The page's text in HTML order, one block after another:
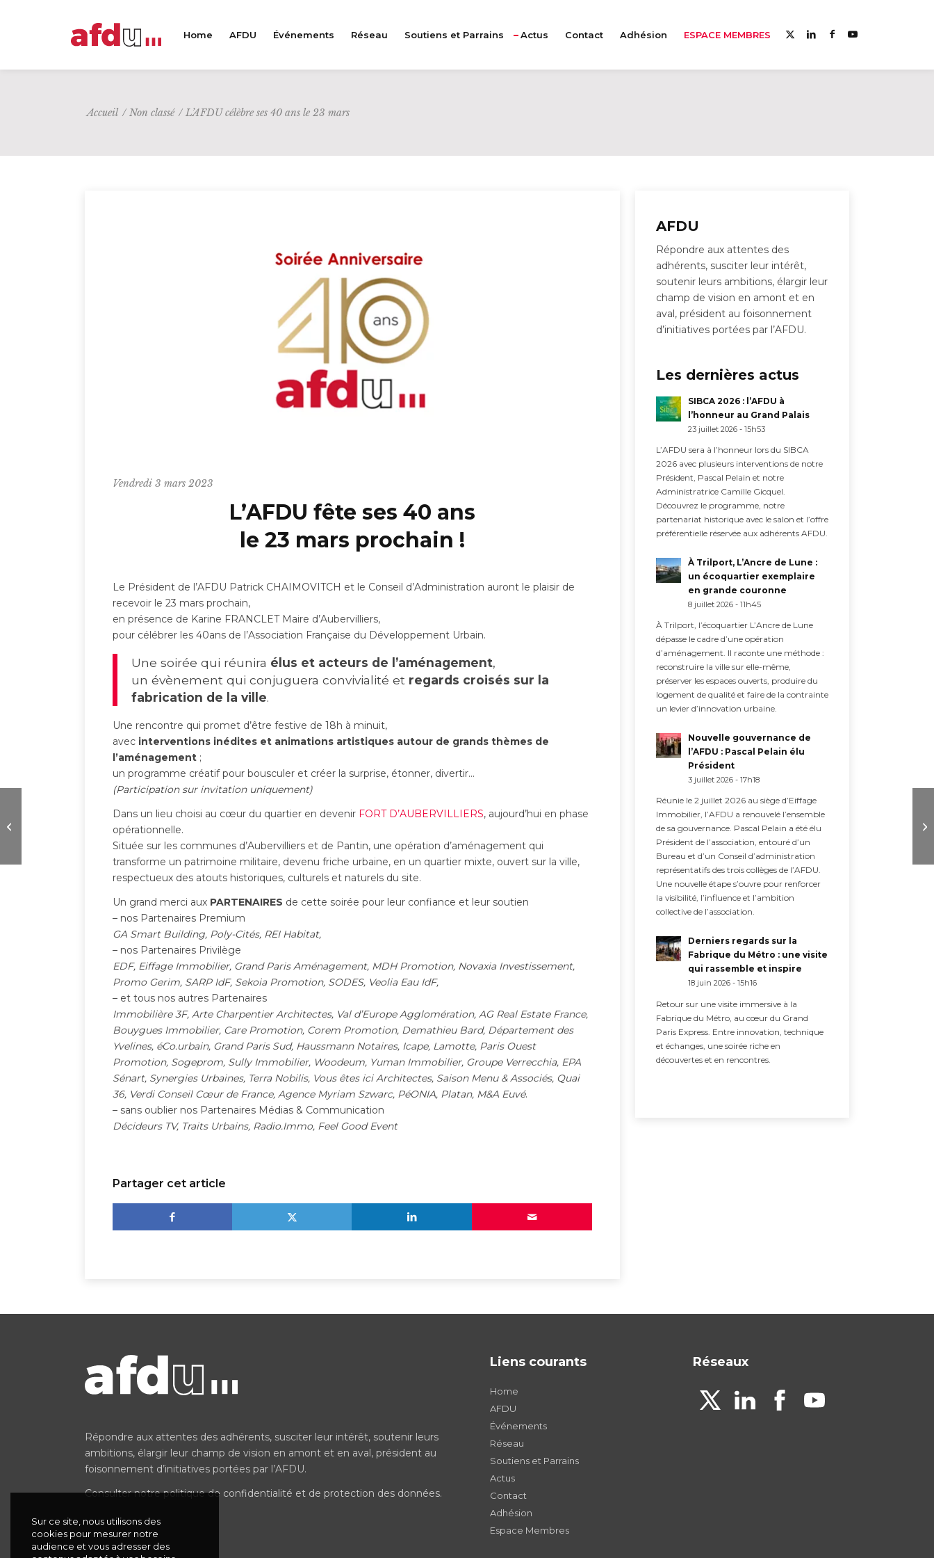
Home AFDU Événements Réseau Soutiens et Parrains Actus Contact Adhésion ESPACE MEMBRES
Accueil / Non classé / L’AFDU célèbre ses 40 ans le 23 mars
Vendredi 3 mars 2023
L’AFDU fête ses 40 ans
le 23 mars prochain !
Le Président de l’AFDU Patrick CHAIMOVITCH et le Conseil d’Administration auront le plaisir de
recevoir le 23 mars prochain,
en présence de Karine FRANCLET Maire d’Aubervilliers,
pour célébrer les 40ans de l’Association Française du Développement Urbain.
Une soirée qui réunira élus et acteurs de l’aménagement,
un évènement qui conjuguera convivialité et regards croisés sur la
fabrication de la ville.
Une rencontre qui promet d’être festive de 18h à minuit,
avec interventions inédites et animations artistiques autour de grands thèmes de
l’aménagement ;
un programme créatif pour bousculer et créer la surprise, étonner, divertir…
(Participation sur invitation uniquement)
Dans un lieu choisi au cœur du quartier en devenir FORT D’AUBERVILLIERS, aujourd’hui en phase
opérationnelle.
Située sur les communes d’Aubervilliers et de Pantin, une opération d’aménagement qui
transforme un patrimoine militaire, devenu friche urbaine, en un quartier mixte, ouvert sur la ville,
respectueux des atouts historiques, culturels et naturels du site.
Un grand merci aux PARTENAIRES de cette soirée pour leur confiance et leur soutien
– nos Partenaires Premium
GA Smart Building, Poly-Cités, REI Habitat,
– nos Partenaires Privilège
EDF, Eiffage Immobilier, Grand Paris Aménagement, MDH Promotion, Novaxia Investissement,
Promo Gerim, SARP IdF, Sekoia Promotion, SODES, Veolia Eau IdF,
– et tous nos autres Partenaires
Immobilière 3F, Arte Charpentier Architectes, Val d’Europe Agglomération, AG Real Estate France,
Bouygues Immobilier, Care Promotion, Corem Promotion, Demathieu Bard, Département des
Yvelines, éCo.urbain, Grand Paris Sud, Haussmann Notaires, Icape, Lamotte, Paris Ouest
Promotion, Sogeprom, Sully Immobilier, Woodeum, Yuman Immobilier, Groupe Verrecchia, EPA
Sénart, Synergies Urbaines, Terra Nobilis, Vous êtes ici Architectes, Saison Menu & Associés, Quai
36, Verdi Conseil Cœur de France, Agence Myriam Szwarc, PéONIA, Platan, M&A Euvé.
– sans oublier nos Partenaires Médias & Communication
Décideurs TV, Traits Urbains, Radio.Immo, Feel Good Event
Partager cet article
AFDU
Répondre aux attentes des
adhérents, susciter leur intérêt,
soutenir leurs ambitions, élargir leur
champ de vision en amont et en
aval, président au foisonnement
d’initiatives portées par l’AFDU.
Les dernières actus
SIBCA 2026 : l’AFDU à
l’honneur au Grand Palais
23 juillet 2026 - 15h53
L’AFDU sera à l’honneur lors du SIBCA
2026 avec plusieurs interventions de notre
Président, Pascal Pelain et notre
Administratrice Camille Gicquel.
Découvrez le programme, notre
partenariat historique avec le salon et l’offre
préférentielle réservée aux adhérents AFDU.
À Trilport, L’Ancre de Lune :
un écoquartier exemplaire
en grande couronne
8 juillet 2026 - 11h45
À Trilport, l’écoquartier L’Ancre de Lune
dépasse le cadre d’une opération
d’aménagement. Il raconte une méthode :
reconstruire la ville sur elle-même,
préserver les espaces ouverts, produire du
logement de qualité et faire de la contrainte
un levier d’innovation urbaine.
Nouvelle gouvernance de
l’AFDU : Pascal Pelain élu
Président
3 juillet 2026 - 17h18
Réunie le 2 juillet 2026 au siège d’Eiffage
Immobilier, l’AFDU a renouvelé l’ensemble
de sa gouvernance. Pascal Pelain a été élu
Président de l’association, entouré d’un
Bureau et d’un Conseil d’administration
représentatifs des trois collèges de l’AFDU.
Une nouvelle étape s’ouvre pour renforcer
la visibilité, l’influence et l’ambition
collective de l’association.
Derniers regards sur la
Fabrique du Métro : une visite
qui rassemble et inspire
18 juin 2026 - 15h16
Retour sur une visite immersive à la
Fabrique du Métro, au cœur du Grand
Paris Express. Entre innovation, technique
et échanges, une soirée riche en
découvertes et en rencontres.
Répondre aux attentes des adhérents, susciter leur intérêt, soutenir leurs
ambitions, élargir leur champ de vision en amont et en aval, président au
foisonnement d’initiatives portées par l’AFDU.
Consulter notrepolitique de confidentialité et de protection des données.
Liens courants
Home
AFDU
Événements
Réseau
Soutiens et Parrains
Actus
Contact
Adhésion
Espace Membres
Réseaux
Sur ce site, nous utilisons des
cookies pour mesurer notre
audience et vous adresser des